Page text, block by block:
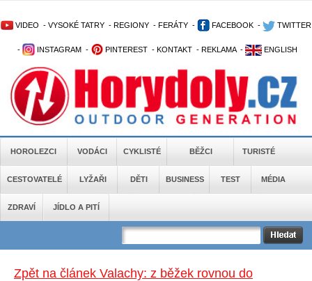
VIDEO - VYSOKÉ TATRY - REGIONY - FERÁTY - FACEBOOK - TWITTER
- INSTAGRAM - PINTEREST - KONTAKT - REKLAMA - ENGLISH
HOROLEZCI VODÁCI CYKLISTÉ BĚŽCI TURISTÉ
CESTOVATELÉ LYŽAŘI DĚTI BUSINESS TEST MÉDIA
ZDRAVÍ JÍDLO A PITÍ
Zpět na článek Valachy: z běžek rovnou do